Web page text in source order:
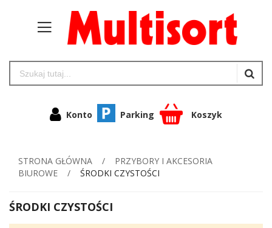
Konto Parking Koszyk
STRONA GŁÓWNA
PRZYBORY I AKCESORIA
BIUROWE
ŚRODKI CZYSTOŚCI
ŚRODKI CZYSTOŚCI